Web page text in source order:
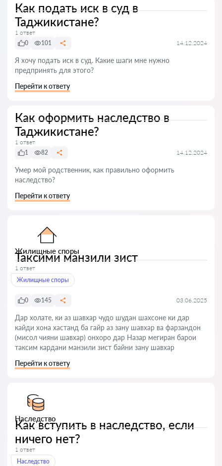
Как подать иск в суд в
Таджикистане?
1 ответ
0
101 14.12.2024
Я хочу подать иск в суд. Какие шаги мне нужно
предпринять для этого?
Перейти к ответу
Как оформить наследство в
Таджикистане?
1 ответ
1
82 14.12.2024
Умер мой родственник, как правильно оформить
наследство?
Перейти к ответу
Жилищные споры
Таксими манзили зист
1 ответ
Жилищные споры
0 145 03.06.2025
Дар холате, ки аз шавхар чудо шудан шахсоне ки дар
кайди хона хастанд ба гайр аз зану шавхар ва фарзандон
(мисол чияни шавхар) онхоро дар Назар мегиран барои
таксим кардани манзили зист байни зану шавхар
Перейти к ответу
Наследство
Как вступить в наследство, если
ничего нет?
1 ответ
Наследство